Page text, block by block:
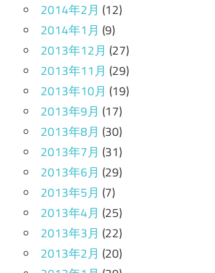
2014年2月 (12)
2014年1月 (9)
2013年12月 (27)
2013年11月 (29)
2013年10月 (19)
2013年9月 (17)
2013年8月 (30)
2013年7月 (31)
2013年6月 (29)
2013年5月 (7)
2013年4月 (25)
2013年3月 (22)
2013年2月 (20)